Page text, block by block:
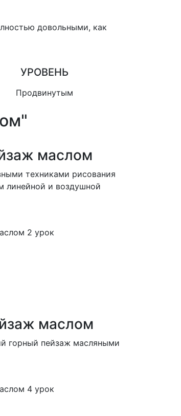
довольными, как
УРОВЕНЬ
Продвинутым
маслом
техниками рисования
линейной и воздушной
маслом
горный пейзаж масляными